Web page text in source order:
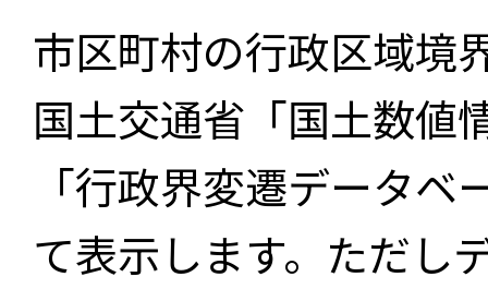
市区町村の行政区域境
国土交通省「国土数値
「行政界変遷データ
て表示します。ただし